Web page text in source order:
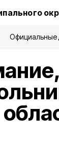
Официальные